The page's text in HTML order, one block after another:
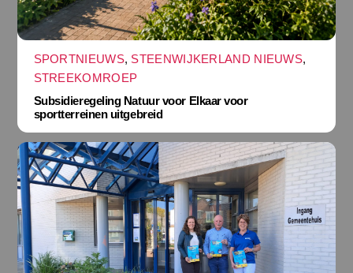
SPORTNIEUWS, STEENWIJKERLAND NIEUWS,
STREEKOMROEP
Subsidieregeling Natuur voor Elkaar voor
sportterreinen uitgebreid